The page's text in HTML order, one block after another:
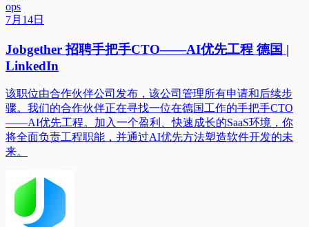
ops
7月14日
Jobgether 招聘手把手CTO——AI优先工程 德国 |
LinkedIn
该职位由合作伙伴公司发布，该公司管理所有申请和后续步
骤。我们的合作伙伴正在寻找一位在德国工作的手把手CTO
——AI优先工程。加入一个盈利、快速成长的SaaS环境，你
将全面负责工程职能，并通过AI优先方法塑造软件开发的未
来。